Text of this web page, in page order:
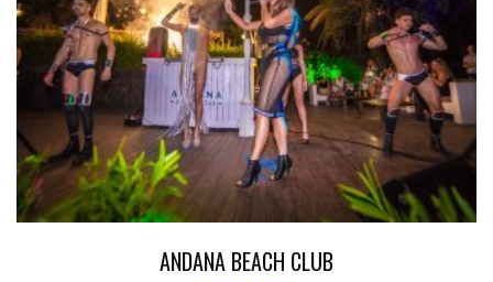
ANDANA BEACH CLUB